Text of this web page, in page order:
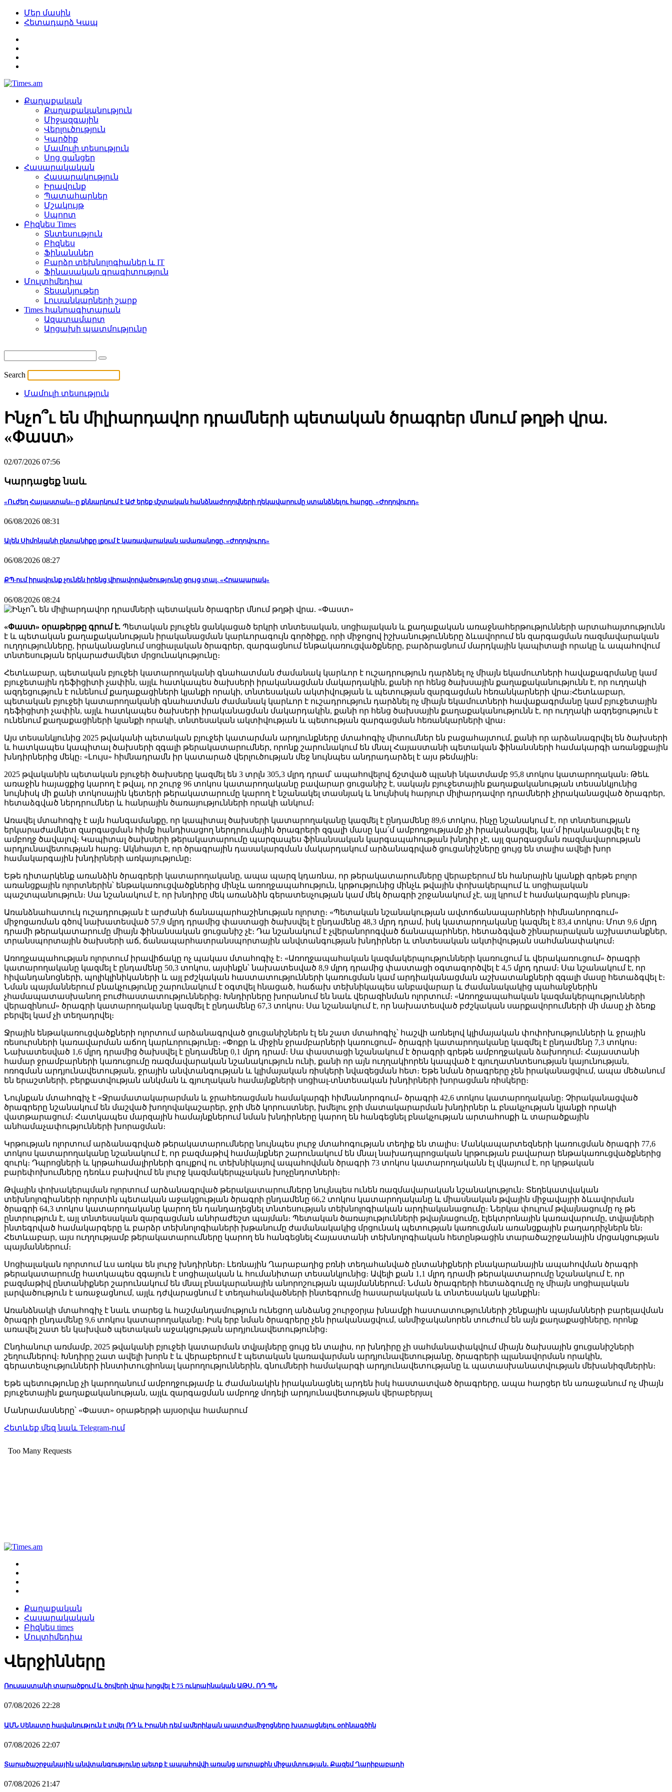
Մեր մասին
Հետադարձ Կապ
Քաղաքական
Քաղաքականություն
Միջազգային
Վերլուծություն
Կարծիք
Մամուլի տեսություն
Սոց ցանցեր
Հասարակական
Հասարակություն
Իրավունք
Պատահարներ
Մշակույթ
Սպորտ
Բիզնես Times
Տնտեսություն
Բիզնես
Ֆինանսներ
Բարձր տեխնոլոգիաներ և IT
Ֆինասական գրագիտություն
Մուլտիմեդիա
Տեսանյութեր
Լուսանկարների շարք
Times հանրագիտարան
Ազատամարտ
Արցախի պատմությունը
Search
Մամուլի տեսություն
Ինչո՞ւ են միլիարդավոր դրամների պետական ծրագրեր մնում թղթի վրա.
«Փաստ»
02/07/2026 07:56
Կարդացեք նաև
«Ուժեղ Հայաստան»-ը քննարկում է ԱԺ երեք մշտական հանձնաժողովների ղեկավարումը ստանձնելու հարցը. «Ժողովուրդ»
06/08/2026 08:31
Ալեն Սիմոնյանի ընտանիքը լքում է կառավարական ամառանոցը. «Ժողովուրդ»
06/08/2026 08:27
ՔՊ-ում իրավունք չունեն իրենց վիրավորվածությունը ցույց տալ. «Հրապարակ»
06/08/2026 08:24
«Փաստ» օրաթերթը գրում է. Պետական բյուջեն ցանկացած երկրի տնտեսական, սոցիալական և քաղաքական առաջնահերթությունների արտահայտությունն
է և պետական քաղաքականության իրականացման կարևորագույն գործիքը, որի միջոցով իշխանությունները ձևավորում են զարգացման ռազմավարական
ուղղությունները, իրականացնում սոցիալական ծրագրեր, զարգացնում ենթակառուցվածքները, բարձրացնում մարդկային կապիտալի որակը և ապահովում
տնտեսության երկարաժամկետ մրցունակությունը։
Հետևաբար, պետական բյուջեի կատարողականի գնահատման ժամանակ կարևոր է ուշադրություն դարձնել ոչ միայն եկամուտների հավաքագրմանը կամ
բյուջետային դեֆիցիտի չափին, այլև հատկապես ծախսերի իրականացման մակարդակին, քանի որ հենց ծախսային քաղաքականությունն է, որ ուղղակի
ազդեցություն է ունենում քաղաքացիների կյանքի որակի, տնտեսական ակտիվության և պետության զարգացման հեռանկարների վրա։Հետևաբար,
պետական բյուջեի կատարողականի գնահատման ժամանակ կարևոր է ուշադրություն դարձնել ոչ միայն եկամուտների հավաքագրմանը կամ բյուջետային
դեֆիցիտի չափին, այլև հատկապես ծախսերի իրականացման մակարդակին, քանի որ հենց ծախսային քաղաքականությունն է, որ ուղղակի ազդեցություն է
ունենում քաղաքացիների կյանքի որակի, տնտեսական ակտիվության և պետության զարգացման հեռանկարների վրա։
Այս տեսանկյունից 2025 թվականի պետական բյուջեի կատարման արդյունքները մտահոգիչ միտումներ են բացահայտում, քանի որ արձանագրվել են ծախսերի
և հատկապես կապիտալ ծախսերի զգալի թերակատարումներ, որոնք շարունակում են մնալ Հայաստանի պետական ֆինանսների համակարգի առանցքային
խնդիրներից մեկը։ «Լույս» հիմնադրամն իր կատարած վերլուծության մեջ նույնպես անդրադարձել է այս թեմային։
2025 թվականին պետական բյուջեի ծախսերը կազմել են 3 տրլն 305,3 մլրդ դրամ՝ ապահովելով ճշտված պլանի նկատմամբ 95,8 տոկոս կատարողական։ Թեև
առաջին հայացքից կարող է թվալ, որ շուրջ 96 տոկոս կատարողականը բավարար ցուցանիշ է, սակայն բյուջետային քաղաքականության տեսանկյունից
նույնիսկ մի քանի տոկոսային կետերի թերակատարումը կարող է նշանակել տասնյակ և նույնիսկ հարյուր միլիարդավոր դրամների չիրականացված ծրագրեր,
հետաձգված ներդրումներ և հանրային ծառայությունների որակի անկում։
Առավել մտահոգիչ է այն հանգամանքը, որ կապիտալ ծախսերի կատարողականը կազմել է ընդամենը 89,6 տոկոս, ինչը նշանակում է, որ տնտեսության
երկարաժամկետ զարգացման հիմք հանդիսացող ներդրումային ծրագրերի զգալի մասը կա՛մ ամբողջությամբ չի իրականացվել, կա՛մ իրականացվել է ոչ
ամբողջ ծավալով։ Կապիտալ ծախսերի թերակատարումը պարզապես ֆինանսական կարգապահության խնդիր չէ, այլ զարգացման ռազմավարության
արդյունավետության հարց։ Ակնհայտ է, որ ծրագրային դասակարգման մակարդակում արձանագրված ցուցանիշները ցույց են տալիս ավելի խոր
համակարգային խնդիրների առկայությունը։
Եթե դիտարկենք առանձին ծրագրերի կատարողականը, ապա պարզ կդառնա, որ թերակատարումները վերաբերում են հանրային կյանքի գրեթե բոլոր
առանցքային ոլորտներին՝ ենթակառուցվածքներից մինչև առողջապահություն, կրթությունից մինչև թվային փոխակերպում և սոցիալական
պաշտպանություն։ Սա նշանակում է, որ խնդիրը մեկ առանձին գերատեսչության կամ մեկ ծրագրի շրջանակում չէ, այլ կրում է համակարգային բնույթ։
Առանձնահատուկ ուշադրության է արժանի ճանապարհաշինության ոլորտը։ «Պետական նշանակության ավտոճանապարհների հիմնանորոգում»
միջոցառման գծով նախատեսված 57,9 մլրդ դրամից փաստացի ծախսվել է ընդամենը 48,3 մլրդ դրամ, իսկ կատարողականը կազմել է 83,4 տոկոս։ Մոտ 9,6 մլրդ
դրամի թերակատարումը միայն ֆինանսական ցուցանիշ չէ։ Դա նշանակում է չվերանորոգված ճանապարհներ, հետաձգված շինարարական աշխատանքներ,
տրանսպորտային ծախսերի աճ, ճանապարհատրանսպորտային անվտանգության խնդիրներ և տնտեսական ակտիվության սահմանափակում։
Առողջապահության ոլորտում իրավիճակը ոչ պակաս մտահոգիչ է։ «Առողջապահական կազմակերպությունների կառուցում և վերակառուցում» ծրագրի
կատարողականը կազմել է ընդամենը 50,3 տոկոս, այսինքն՝ նախատեսված 8,9 մլրդ դրամից փաստացի օգտագործվել է 4,5 մլրդ դրամ։ Սա նշանակում է, որ
հիվանդանոցների, պոլիկլինիկաների և այլ բժշկական հաստատությունների կառուցման կամ արդիականացման աշխատանքների զգալի մասը հետաձգվել է։
Նման պայմաններում բնակչությունը շարունակում է օգտվել հնացած, հաճախ տեխնիկապես անբավարար և ժամանակակից պահանջներին
չհամապատասխանող բուժհաստատություններից։ Խնդիրները խորանում են նաև վերազինման ոլորտում։ «Առողջապահական կազմակերպությունների
վերազինում» ծրագրի կատարողականը կազմել է ընդամենը 67,3 տոկոս։ Սա նշանակում է, որ նախատեսված բժշկական սարքավորումների մի մասը չի ձեռք
բերվել կամ չի տեղադրվել։
Ջրային ենթակառուցվածքների ոլորտում արձանագրված ցուցանիշներն էլ են շատ մտահոգիչ՝ հաշվի առնելով կլիմայական փոփոխությունների և ջրային
ռեսուրսների կառավարման աճող կարևորությունը։ «Փոքր և միջին ջրամբարների կառուցում» ծրագրի կատարողականը կազմել է ընդամենը 7,3 տոկոս։
Նախատեսված 1,6 մլրդ դրամից ծախսվել է ընդամենը 0,1 մլրդ դրամ։ Սա փաստացի նշանակում է ծրագրի գրեթե ամբողջական ձախողում։ Հայաստանի
համար ջրամբարների կառուցումը ռազմավարական նշանակություն ունի, քանի որ այն ուղղակիորեն կապված է գյուղատնտեսության կայունության,
ոռոգման արդյունավետության, ջրային անվտանգության և կլիմայական ռիսկերի նվազեցման հետ։ Եթե նման ծրագրերը չեն իրականացվում, ապա մեծանում
են երաշտների, բերքատվության անկման և գյուղական համայնքների սոցիալ-տնտեսական խնդիրների խորացման ռիսկերը։
Նույնքան մտահոգիչ է «Ջրամատակարարման և ջրահեռացման համակարգի հիմնանորոգում» ծրագրի 42,6 տոկոս կատարողականը։ Չիրականացված
ծրագրերը նշանակում են մաշված խողովակաշարեր, ջրի մեծ կորուստներ, խմելու ջրի մատակարարման խնդիրներ և բնակչության կյանքի որակի
վատթարացում։ Հատկապես մարզային համայնքներում նման խնդիրները կարող են հանգեցնել բնակչության արտահոսքի և տարածքային
անհամաչափությունների խորացման։
Կրթության ոլորտում արձանագրված թերակատարումները նույնպես լուրջ մտահոգության տեղիք են տալիս։ Մանկապարտեզների կառուցման ծրագրի 77,6
տոկոս կատարողականը նշանակում է, որ բազմաթիվ համայնքներ շարունակում են մնալ նախադպրոցական կրթության բավարար ենթակառուցվածքներից
զուրկ։ Դպրոցների և կրթահամալիրների գույքով ու տեխնիկայով ապահովման ծրագրի 73 տոկոս կատարողականն էլ վկայում է, որ կրթական
բարեփոխումները դեռևս բախվում են լուրջ կազմակերպչական խոչընդոտների։
Թվային փոխակերպման ոլորտում արձանագրված թերակատարումները նույնպես ունեն ռազմավարական նշանակություն։ Տեղեկատվական
տեխնոլոգիաների ոլորտին պետական աջակցության ծրագրի ընդամենը 66,2 տոկոս կատարողականը և միասնական թվային միջավայրի ձևավորման
ծրագրի 64,3 տոկոս կատարողականը կարող են դանդաղեցնել տնտեսության տեխնոլոգիական արդիականացումը։ Ներկա փուլում թվայնացումը ոչ թե
ընտրություն է, այլ տնտեսական զարգացման անհրաժեշտ պայման։ Պետական ծառայությունների թվայնացումը, էլեկտրոնային կառավարումը, տվյալների
ինտեգրված համակարգերը և բարձր տեխնոլոգիաների խթանումը ժամանակակից մրցունակ պետության կառուցման առանցքային բաղադրիչներն են։
Հետևաբար, այս ուղղությամբ թերակատարումները կարող են հանգեցնել Հայաստանի տեխնոլոգիական հետընթացին տարածաշրջանային մրցակցության
պայմաններում։
Սոցիալական ոլորտում ևս առկա են լուրջ խնդիրներ։ Լեռնային Ղարաբաղից բռնի տեղահանված ընտանիքների բնակարանային ապահովման ծրագրի
թերակատարումը հատկապես զգայուն է սոցիալական և հումանիտար տեսանկյունից։ Ավելի քան 1,1 մլրդ դրամի թերակատարումը նշանակում է, որ
բազմաթիվ ընտանիքներ շարունակում են մնալ բնակարանային անորոշության պայմաններում։ Նման ծրագրերի հետաձգումը ոչ միայն սոցիալական
լարվածություն է առաջացնում, այլև դժվարացնում է տեղահանվածների ինտեգրումը հասարակական և տնտեսական կյանքին։
Առանձնակի մտահոգիչ է նաև տարեց և հաշմանդամություն ունեցող անձանց շուրջօրյա խնամքի հաստատությունների շենքային պայմանների բարելավման
ծրագրի ընդամենը 9,6 տոկոս կատարողականը։ Իսկ երբ նման ծրագրերը չեն իրականացվում, անմիջականորեն տուժում են այն քաղաքացիները, որոնք
առավել շատ են կախված պետական աջակցության արդյունավետությունից։
Ընդհանուր առմամբ, 2025 թվականի բյուջեի կատարման տվյալները ցույց են տալիս, որ խնդիրը չի սահմանափակվում միայն ծախսային ցուցանիշների
շեղումներով։ Խնդիրը շատ ավելի խորն է և վերաբերում է պետական կառավարման արդյունավետությանը, ծրագրերի պլանավորման որակին,
գերատեսչությունների ինստիտուցիոնալ կարողություններին, գնումների համակարգի արդյունավետությանը և պատասխանատվության մեխանիզմներին։
Եթե պետությունը չի կարողանում ամբողջությամբ և ժամանակին իրականացնել արդեն իսկ հաստատված ծրագրերը, ապա հարցեր են առաջանում ոչ միայն
բյուջետային քաղաքականության, այլև զարգացման ամբողջ մոդելի արդյունավետության վերաբերյալ
Մանրամասները՝ «Փաստ» օրաթերթի այսօրվա համարում
Հետևեք մեզ նաև Telegram-ում
Քաղաքական
Հասարակական
Բիզնես times
Մուլտիմեդիա
Վերջինները
Ռուսաստանի տարածքում և ծովերի վրա խոցվել է 75 ուկրաինական ԱԹՍ․ ՌԴ ՊՆ
07/08/2026 22:28
ԱՄՆ Սենատը հավանություն է տվել ՌԴ և Իրանի դեմ ամերիկյան պատժամիջոցները խստացնելու օրինագծին
07/08/2026 22:07
Տարածաշրջանային անվտանգությունը պետք է ապահովվի առանց արտաքին միջամտության․ Քազեմ Ղարիբաբադի
07/08/2026 21:47